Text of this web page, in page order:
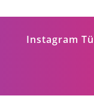
Instagram